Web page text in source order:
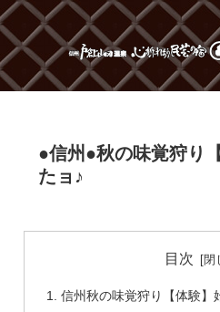
●信州●秋の味覚狩り
たョ♪
目次
信州秋の味覚狩り【体験】